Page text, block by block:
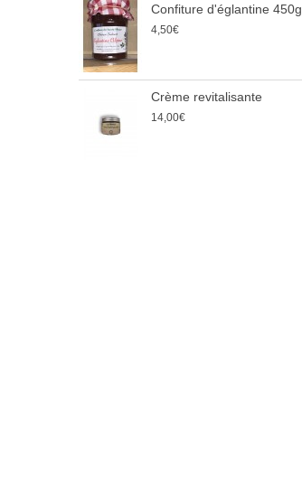
Confiture d'églantine 450g
4,50€
Crème revitalisante
14,00€